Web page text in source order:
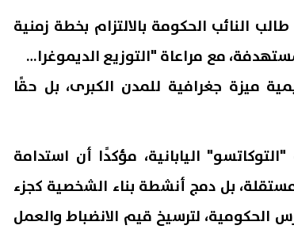
النائب الحكومة بالالتزام بخطة زمنية
يابانية المستهدفة، مع مراعاة "التوزيع الديموغرافي
ميزة جغرافية للمدن الكبرى، بل حقًا
اليابانية، مؤكدًا أن استدامة
بل دمج أنشطة بناء الشخصية كجزء
الحكومية، لترسيخ قيم الانضباط والعمل